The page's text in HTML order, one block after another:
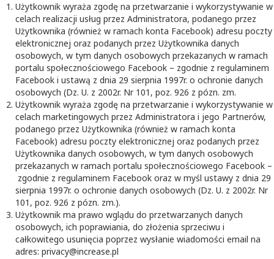
Użytkownik wyraża zgodę na przetwarzanie i wykorzystywanie w
celach realizacji usług przez Administratora, podanego przez
Użytkownika (również w ramach konta Facebook) adresu poczty
elektronicznej oraz podanych przez Użytkownika danych
osobowych, w tym danych osobowych przekazanych w ramach
portalu społecznościowego Facebook – zgodnie z regulaminem
Facebook i ustawą z dnia 29 sierpnia 1997r. o ochronie danych
osobowych (Dz. U. z 2002r. Nr 101, poz. 926 z pózn. zm.
Użytkownik wyraża zgodę na przetwarzanie i wykorzystywanie w
celach marketingowych przez Administratora i jego Partnerów,
podanego przez Użytkownika (również w ramach konta
Facebook) adresu poczty elektronicznej oraz podanych przez
Użytkownika danych osobowych, w tym danych osobowych
przekazanych w ramach portalu społecznościowego Facebook –
zgodnie z regulaminem Facebook oraz w myśl ustawy z dnia 29
sierpnia 1997r. o ochronie danych osobowych (Dz. U. z 2002r. Nr
101, poz. 926 z pózn. zm.).
Użytkownik ma prawo wglądu do przetwarzanych danych
osobowych, ich poprawiania, do złożenia sprzeciwu i
całkowitego usunięcia poprzez wysłanie wiadomości email na
adres: privacy@increase.pl